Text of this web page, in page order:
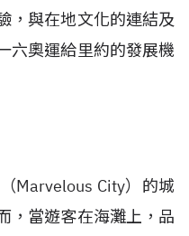
，與在地文化的連結及
六奧運給里約的發展機
（Marvelous City）的城
，當遊客在海灘上，品